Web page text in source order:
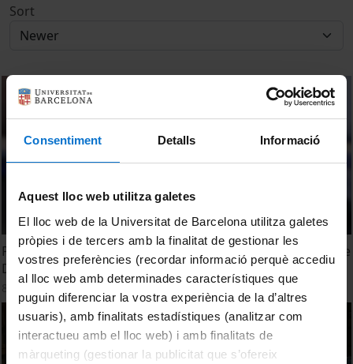
Consentiment Detalls Informació
Aquest lloc web utilitza galetes
El lloc web de la Universitat de Barcelona utilitza galetes
pròpies i de tercers amb la finalitat de gestionar les
vostres preferències (recordar informació perquè accediu
al lloc web amb determinades característiques que
puguin diferenciar la vostra experiència de la d’altres
usuaris), amb finalitats estadístiques (analitzar com
interactueu amb el lloc web) i amb finalitats de
màrqueting (gestionar la publicitat que s’ofereix
Sort
Projecte Ciceró: noves maneres d’aprendre a la Facultat de
Dret